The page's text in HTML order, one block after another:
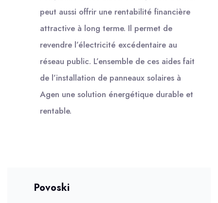
peut aussi offrir une rentabilité financière
attractive à long terme. Il permet de
revendre l’électricité excédentaire au
réseau public. L’ensemble de ces aides fait
de l’installation de panneaux solaires à
Agen une solution énergétique durable et
rentable.
Povoski